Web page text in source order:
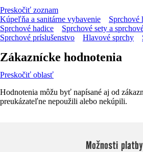
Preskočiť zoznam
Kúpeľňa a sanitárne vybavenie
Sprchové
Sprchové hadice
Sprchové sety a
Sprchové príslušenstvo
Hlavové sprchy
Zákaznícke hodnotenia
Preskočiť oblasť
Hodnotenia môžu byť napísané aj od
preukázateľne nepoužili alebo nekúpili.
Možnosti platby